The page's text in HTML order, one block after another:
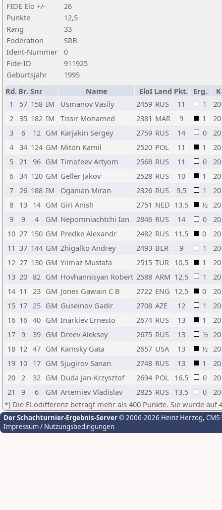
FIDE Elo +/-
26
Punkte
12,5
Rang
33
Föderation
SRB
Ident-Nummer
0
Fide-ID
911925
Geburtsjahr
1995
Rd. Br. Snr Name EloI Land Pkt. Erg.
K
1
57 158 IM Usmanov Vasily 2459 RUS 11 1
20
2
35 182 IM Tissir Mohamed 2381 MAR 9 1
20
3
6 12 GM Karjakin Sergey 2759 RUS 14 0
20
4
34 124 GM Miton Kamil 2520 POL 11 1
20
5
21 96 GM Timofeev Artyom 2568 RUS 11 0
20
6
34 120 GM Geller Jakov 2528 RUS 10 1
20
7
26 188 IM Oganian Miran 2326 RUS 9,5 1
20
8
13 14 GM Giri Anish 2751 NED 13,5 ½ 20
9
9 4 GM Nepomniachtchi Ian 2846 RUS 14 0
20
10 27 150 GM Predke Alexandr 2482 RUS 11,5 0
20
11 37 144 GM Zhigalko Andrey 2493 BLR 9 1
20
12 27 130 GM Yilmaz Mustafa 2515 TUR 10,5 1
20
13 20 82 GM Hovhannisyan Robert 2588 ARM 12,5 1
20
14 11 23 GM Jones Gawain C B 2722 ENG 12,5 0
20
15 17 25 GM Guseinov Gadir 2708 AZE 12 1
20
16 16 40 GM Inarkiev Ernesto 2674 RUS 13 1
20
17
9 39 GM Dreev Aleksey 2675 RUS 13 ½ 20
18 12 47 GM Kamsky Gata 2657 USA 13 ½ 20
19 10 17 GM Sjugirov Sanan 2748 RUS 13 1
20
20
2 32 GM Duda Jan-Krzysztof 2694 POL 16,5 0
20
21
9 6 GM Artemiev Vladislav 2825 RUS 13,5 0
20
*) Die ELodifferenz beträgt mehr als 400 Punkte. Sie wurde auf
Der Schachturnier-Ergebnis-Server© 2006-2026 Heinz Herzog,
Impressum / Nutzungsbedingungen